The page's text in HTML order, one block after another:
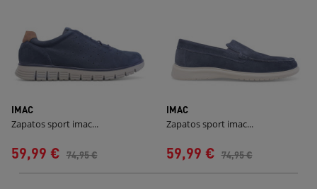
IMAC
Zapatos sport imac...
59,99 € 74,95 €
IMAC
Zapatos sport imac...
59,99 € 74,95 €